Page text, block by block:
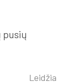
pusių
Leidžia